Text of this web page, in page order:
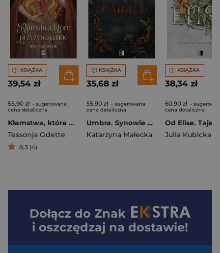
KSIĄŻKA
39,54 zł
55,90 zł - sugerowana
cena detaliczna
Kłamstwa, które przyzywają noc
Tessonja Odette
8,3 (4)
KSIĄŻKA
35,68 zł
55,90 zł - sugerowana
cena detaliczna
Umbra. Synowie Umbry
Katarzyna Małecka
KSIĄŻKA
38,34 zł
60,90 zł -
cena detaliczna
Julia Kubicka
Dołącz do Znak
i oszczędzaj na dostawie!